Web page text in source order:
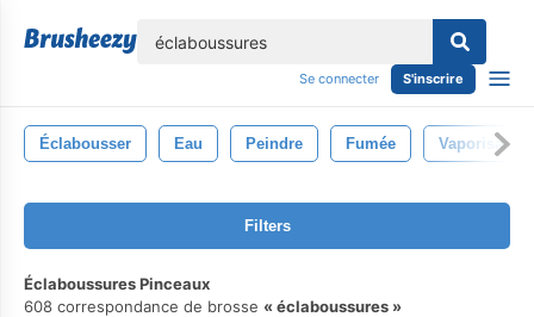
Se connecter S'inscrire
Éclabousser Eau Peindre Fumée Vaporisateur
Filters
Éclaboussures Pinceaux
608 correspondance de brosse
éclaboussures